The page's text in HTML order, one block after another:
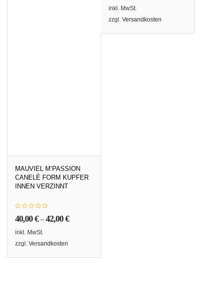
inkl. MwSt.
zzgl. Versandkosten
MAUVIEL M’PASSION
CANELÉ FORM KUPFER
INNEN VERZINNT
40,00€– 42,00€
inkl. MwSt.
zzgl. Versandkosten